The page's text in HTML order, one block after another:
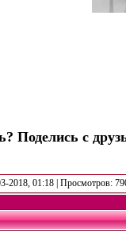
Поделись с
2018, 01:18 | Просмотров: